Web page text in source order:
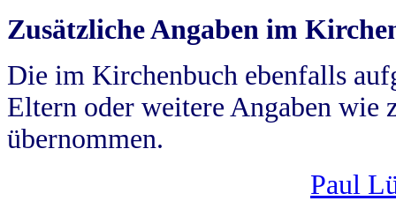
Zusätzliche Angaben im
Die im Kirchenbuch ebenfalls
Eltern oder weitere Angaben wie
übernommen.
Paul